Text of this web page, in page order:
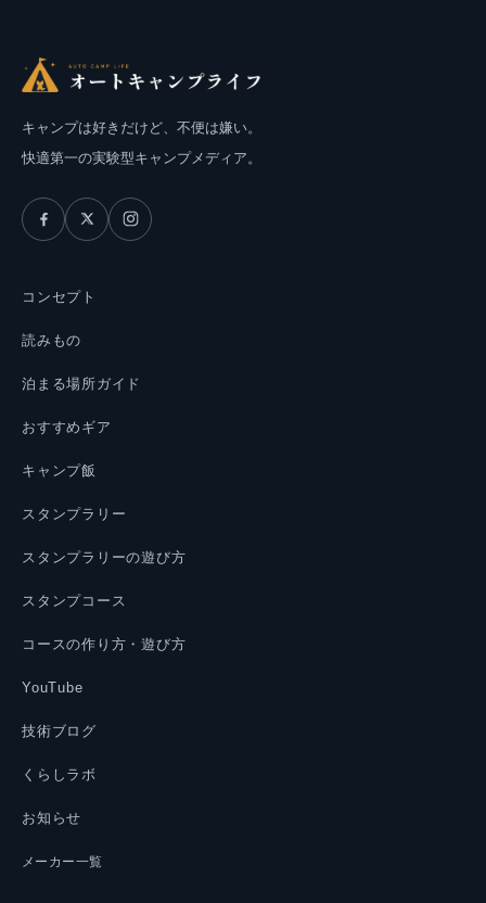
キャンプは好きだけど、不便は嫌い。
快適第一の実験型キャンプメディア。
コンセプト
読みもの
泊まる場所ガイド
おすすめギア
キャンプ飯
スタンプラリー
スタンプラリーの遊び方
スタンプコース
コースの作り方・遊び方
YouTube
技術ブログ
くらしラボ
お知らせ
メーカー一覧